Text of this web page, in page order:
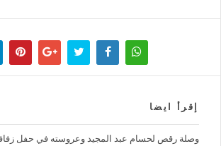
إقرأ ايضا
وصلة رقص لحسام عبد المجيد وعروسته في حفل